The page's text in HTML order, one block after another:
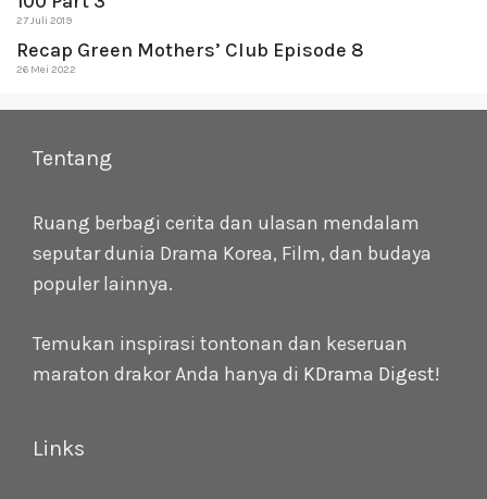
27 Juli 2019
Recap Green Mothers’ Club Episode 8
26 Mei 2022
Tentang
Ruang berbagi cerita dan ulasan mendalam
seputar dunia Drama Korea, Film, dan budaya
populer lainnya.
Temukan inspirasi tontonan dan keseruan
maraton drakor Anda hanya di KDrama Digest!
Links